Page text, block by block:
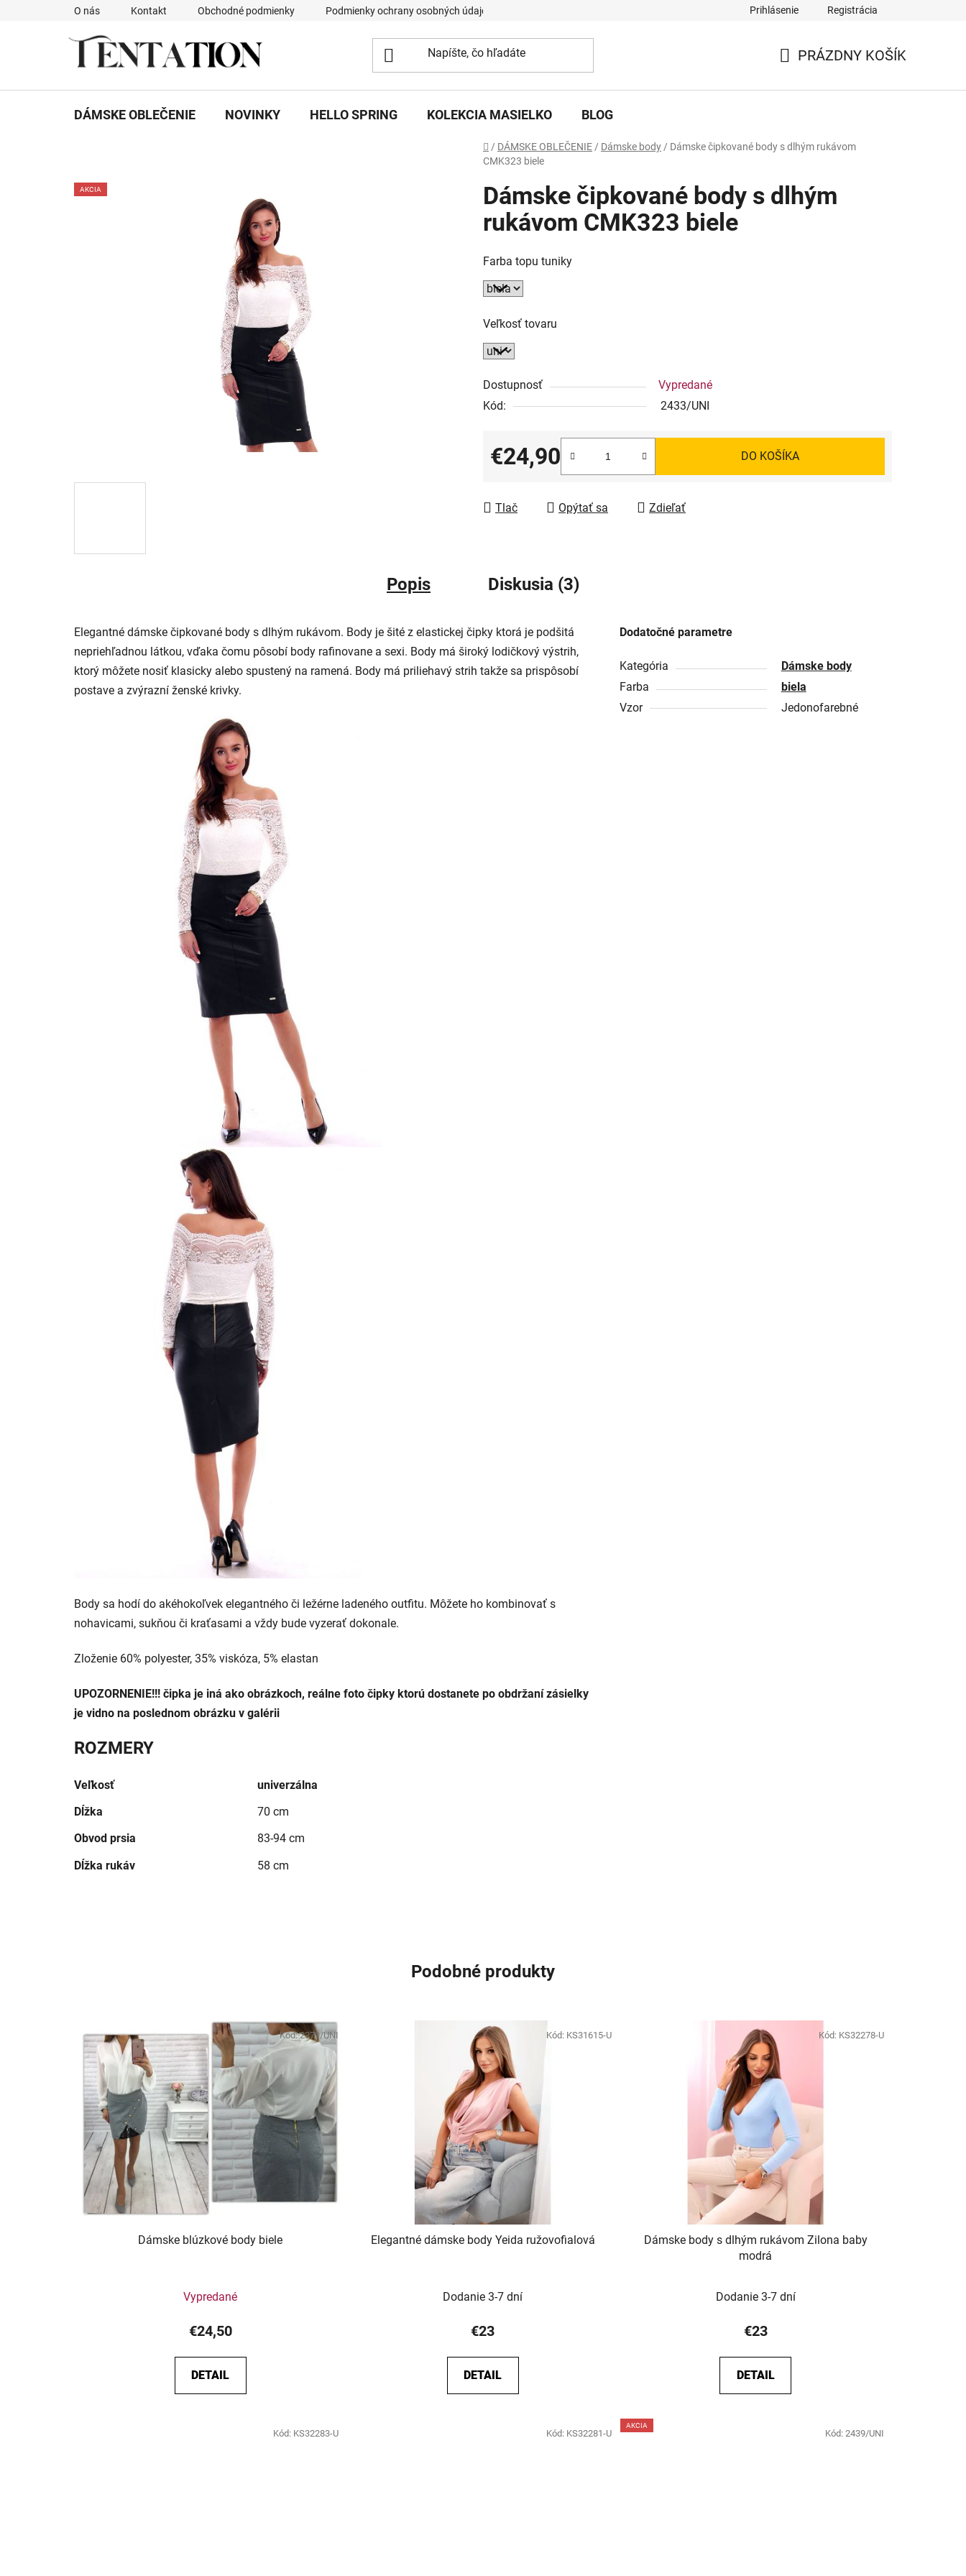
O nás Kontakt Obchodné podmienky Podmienky ochrany osobných údajov Prihlásenie Registrácia
PRÁZDNY KOŠÍK
DÁMSKE OBLEČENIE NOVINKY HELLO SPRING KOLEKCIA MASIELKO BLOG
Domov
/ DÁMSKE OBLEČENIE / Dámske body / Dámske čipkované body s dlhým rukávom
CMK323 biele
Dámske čipkované body s dlhým
rukávom CMK323 biele
Farba topu tuniky
Veľkosť tovaru
Dostupnosť
Vypredané
Kód:
2433/UNI
€24,90
Jednotková cena:
DO KOŠÍKA
Tlač Opýtať sa Zdieľať
AKCIA
Popis Diskusia (3)
Elegantné dámske čipkované body s dlhým rukávom. Body je šité z elastickej čipky ktorá je podšitá
nepriehľadnou látkou, vďaka čomu pôsobí body rafinovane a sexi. Body má široký lodičkový výstrih,
ktorý môžete nosiť klasicky alebo spustený na ramená. Body má priliehavý strih takže sa prispôsobí
postave a zvýrazní ženské krivky.
Body sa hodí do akéhokoľvek elegantného či ležérne ladeného outfitu. Môžete ho kombinovať s
nohavicami, sukňou či kraťasami a vždy bude vyzerať dokonale.
Zloženie 60% polyester, 35% viskóza, 5% elastan
UPOZORNENIE!!! čipka je iná ako obrázkoch, reálne foto čipky ktorú dostanete po obdržaní zásielky
je vidno na poslednom obrázku v galérii
ROZMERY
Veľkosť
univerzálna
Dĺžka
70 cm
Obvod prsia
83-94 cm
Dĺžka rukáv
58 cm
Dodatočné parametre
Kategória
Dámske body
Farba
biela
Vzor
Jedonofarebné
Podobné produkty
Dámske blúzkové body biele
Vypredané
€24,50
DETAIL
Kód:2379/UNI
Elegantné dámske body Yeida ružovofialová
Dodanie 3-7 dní
€23
DETAIL
Kód: KS31615-U
Dámske body s dlhým rukávom Zilona baby
modrá
Dodanie 3-7 dní
€23
DETAIL
Kód: KS32278-U
Kód: KS32283-U Kód: KS32281-U
AKCIA
Kód: 2439/UNI